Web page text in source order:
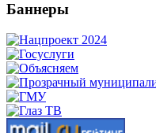
Баннеры